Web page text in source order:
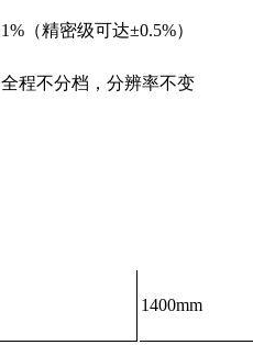
（精密级可达±0.5%）
程不分档，分辨率不变
1400mm